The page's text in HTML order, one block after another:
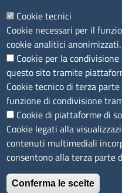
P.IVA01047570906
Codice Fiscale
Codice Univoco per le
LINK UTILI
Segnalazione di illecito
Amministrazione
Accesso riservato
Mappa del sito
Cookie tecnici
Cookie necessari per il
cookie analitici anonimizzati.
Cookie per la
questo sito tramite
Cookie tecnico di terza
funzione di condivisione
Cookie di piattaforme di
Cookie legati alla
contenuti multimediali
consentono alla terza parte
Conferma le scelte